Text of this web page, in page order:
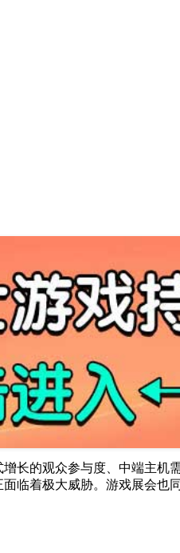
长的观众参与度、中端主
着极大威胁。游戏展会也